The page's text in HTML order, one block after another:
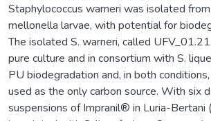
Staphylococcus warneri was isolated
mellonella larvae, with potential for
The isolated S. warneri, called
pure culture and in consortium with S.
PU biodegradation and, in both
used as the only carbon source. With six
suspensions of Impranil® in Luria-Bertani